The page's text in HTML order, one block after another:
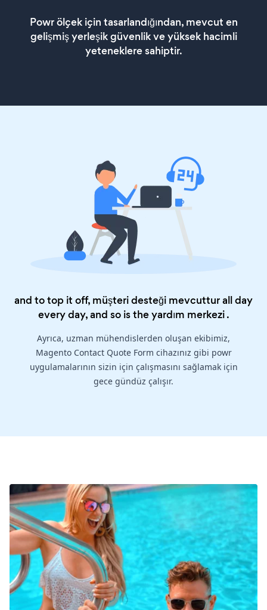
Powr ölçek için tasarlandığından, mevcut en
gelişmiş yerleşik güvenlik ve yüksek hacimli
yeteneklere sahiptir.
and to top it off, müşteri desteği mevcuttur all day
every day, and so is theyardım merkezi.
Ayrıca, uzman mühendislerden oluşan ekibimiz,
Magento Contact Quote Form cihazınız gibi powr
uygulamalarının sizin için çalışmasını sağlamak için
gece gündüz çalışır.